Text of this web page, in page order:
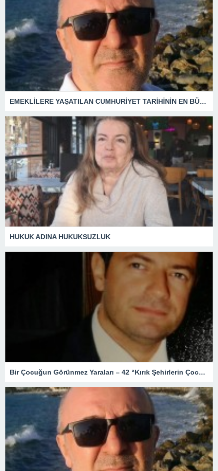
EMEKLİLERE YAŞATILAN CUMHURİYET TARİHİNİN EN BÜYÜK ZULMÜNÜN DERİN ANALİZİ !
HUKUK ADINA HUKUKSUZLUK
Bir Çocuğun Görünmez Yaraları – 42 “Kırık Şehirlerin Çocukları”